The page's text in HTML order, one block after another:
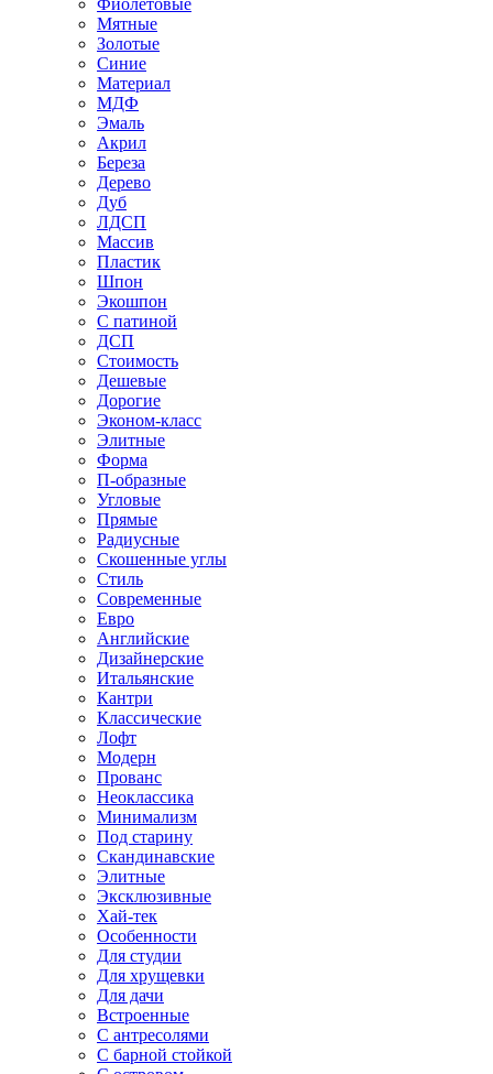
Фиолетовые
Мятные
Золотые
Синие
Материал
МДФ
Эмаль
Акрил
Береза
Дерево
Дуб
ЛДСП
Массив
Пластик
Шпон
Экошпон
С патиной
ДСП
Стоимость
Дешевые
Дорогие
Эконом-класс
Элитные
Форма
П-образные
Угловые
Прямые
Радиусные
Скошенные углы
Стиль
Современные
Евро
Английские
Дизайнерские
Итальянские
Кантри
Классические
Лофт
Модерн
Прованс
Неоклассика
Минимализм
Под старину
Скандинавские
Элитные
Эксклюзивные
Хай-тек
Особенности
Для студии
Для хрущевки
Для дачи
Встроенные
С антресолями
С барной стойкой